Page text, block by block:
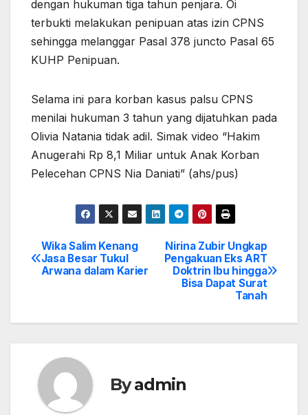
dengan hukuman tiga tahun penjara. Oi
terbukti melakukan penipuan atas izin CPNS
sehingga melanggar Pasal 378 juncto Pasal 65
KUHP Penipuan.
Selama ini para korban kasus palsu CPNS
menilai hukuman 3 tahun yang dijatuhkan pada
Olivia Natania tidak adil. Simak video “Hakim
Anugerahi Rp 8,1 Miliar untuk Anak Korban
Pelecehan CPNS Nia Daniati” (ahs/pus)
Post
navigation
Nirina Zubir Ungkap
Pengakuan Eks ART
Doktrin Ibu hingga
Bisa Dapat Surat
Tanah
Wika Salim Kenang
Jasa Besar Tukul
Arwana dalam Karier
Byadmin